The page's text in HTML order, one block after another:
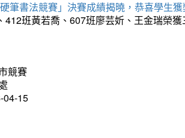
筆書法競賽」決賽成績揭曉，恭喜學生
412班黃若喬、607班廖芸妡、王金瑞榮
競賽
04-15